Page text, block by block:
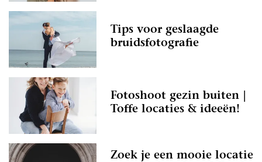
Tips voor geslaagde
bruidsfotografie
Fotoshoot gezin buiten |
Toffe locaties & ideeën!
Zoek je een mooie locatie